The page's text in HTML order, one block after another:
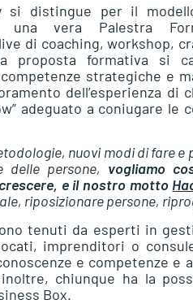
si distingue per il
una vera Palestra
di coaching, workshop,
proposta formativa si
strategiche e
dell’esperienza di
adeguato a coniugare
nuovi modi di fare
persone, vogliamo
e il nostro motto
riposizionare persone,
tenuti da esperti in
imprenditori o
e competenze
chiunque ha la
Box.